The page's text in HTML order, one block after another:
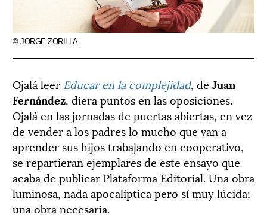
© JORGE ZORILLA
Ojalá leer Educar en la complejidad, de Juan
Fernández, diera puntos en las oposiciones.
Ojalá en las jornadas de puertas abiertas, en vez
de vender a los padres lo mucho que van a
aprender sus hijos trabajando en cooperativo,
se repartieran ejemplares de este ensayo que
acaba de publicar Plataforma Editorial. Una obra
luminosa, nada apocalíptica pero sí muy lúcida;
una obra necesaria.